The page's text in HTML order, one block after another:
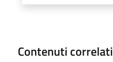
Contenuti correlati